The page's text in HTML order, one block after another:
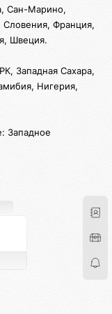
Сан-Марино,
Франция,
Швеция.
Западная Сахара,
Нигерия,
Западное